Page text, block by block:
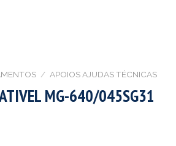
/ APOIOS AJUDAS TÉCNICAS
MG-640/045SG31